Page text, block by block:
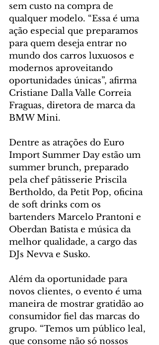
sem custo na compra de
qualquer modelo. “Essa é uma
ação especial que preparamos
para quem deseja entrar no
mundo dos carros luxuosos e
modernos aproveitando
oportunidades únicas”, afirma
Cristiane Dalla Valle Correia
Fraguas, diretora de marca da
BMW Mini.
Dentre as atrações do Euro
Import Summer Day estão um
summer brunch, preparado
pela chef pâtisserie Priscila
Bertholdo, da Petit Pop, oficina
de soft drinks com os
bartenders Marcelo Prantoni e
Oberdan Batista e música da
melhor qualidade, a cargo das
DJs Nevva e Susko.
Além da oportunidade para
novos clientes, o evento é uma
maneira de mostrar gratidão ao
consumidor fiel das marcas do
grupo. “Temos um público leal,
que consome não só nossos